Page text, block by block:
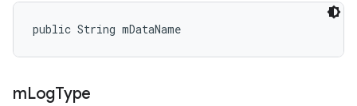
public String mDataName
mLogType